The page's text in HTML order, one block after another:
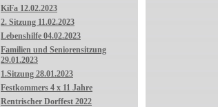
KiFa 12.02.2023
2. Sitzung 11.02.2023
Lebenshilfe 04.02.2023
Familien und Seniorensitzung
29.01.2023
1.Sitzung 28.01.2023
Festkommers 4 x 11 Jahre
Rentrischer Dorffest 2022